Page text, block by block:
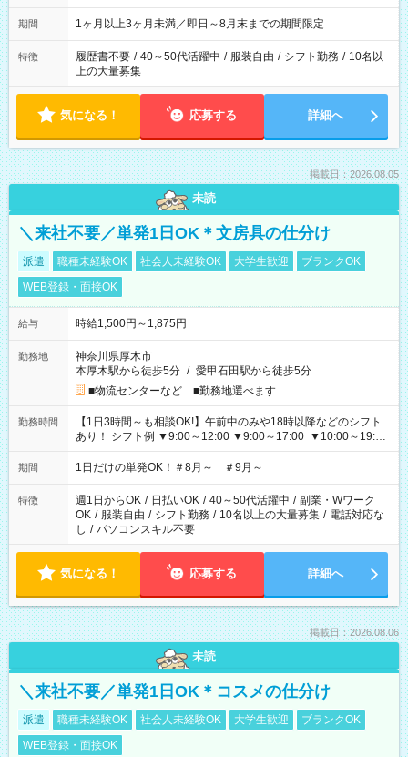
ます
期間 1ヶ月以上3ヶ月未満／即日～8月末までの期間限定
特徴 履歴書不要 / 40～50代活躍中 / 服装自由 / シフト勤務 / 10名以
上の大量募集
気になる！ 応募する 詳細へ
掲載日：2026.08.05
未読
＼来社不要／単発1日OK＊文房具の仕分け
派遣 職種未経験OK 社会人未経験OK 大学生歓迎
ブランクOK
WEB登録・面接OK
給与 時給1,500円～1,875円
勤務地
神奈川県厚木市
本厚木駅から徒歩5分 / 愛甲石田駅から徒歩5分
■物流センターなど ■勤務地選べます
勤務時間
【1日3時間～も相談OK!】午前中のみや18時以降などのシフト
あり！ シフト例 ▼9:00～12:00 ▼9:00～17:00 ▼10:00～19:00
▼18:00～21:00
期間 1日だけの単発OK！＃8月～ ＃9月～
特徴 週1日からOK / 日払いOK / 40～50代活躍中 / 副業・Wワーク
OK / 服装自由 / シフト勤務 / 10名以上の大量募集 / 電話対応な
し / パソコンスキル不要
気になる！ 応募する 詳細へ
掲載日：2026.08.06
未読
＼来社不要／単発1日OK＊コスメの仕分け
派遣 職種未経験OK 社会人未経験OK 大学生歓迎
ブランクOK
WEB登録・面接OK